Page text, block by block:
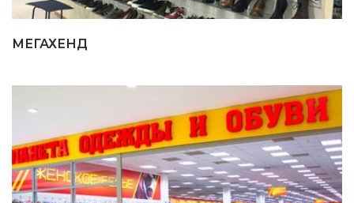
МЕГАХЕНД